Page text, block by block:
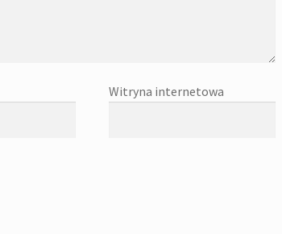
Witryna internetowa